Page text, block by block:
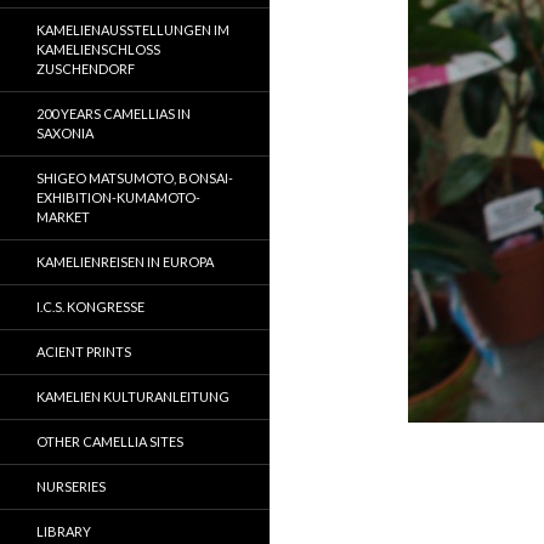
KAMELIENAUSSTELLUNGEN IM
KAMELIENSCHLOSS
ZUSCHENDORF
200 YEARS CAMELLIAS IN
SAXONIA
SHIGEO MATSUMOTO, BONSAI-
EXHIBITION-KUMAMOTO-
MARKET
KAMELIENREISEN IN EUROPA
I.C.S. KONGRESSE
ACIENT PRINTS
KAMELIEN KULTURANLEITUNG
OTHER CAMELLIA SITES
NURSERIES
LIBRARY